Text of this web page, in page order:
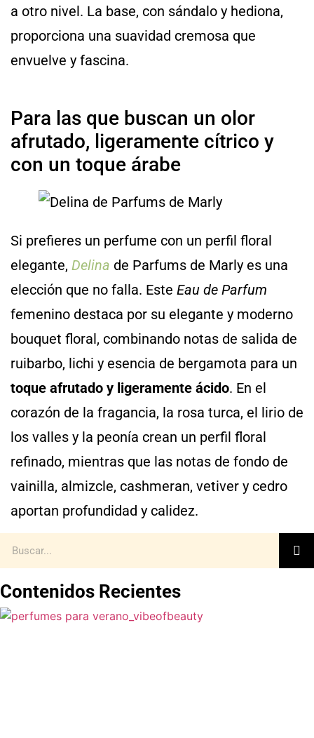
a otro nivel. La base, con sándalo y hediona,
proporciona una suavidad cremosa que
envuelve y fascina.
Para las que buscan un olor
afrutado, ligeramente cítrico y
con un toque árabe
Si prefieres un perfume con un perfil floral
elegante, Delina de Parfums de Marly es una
elección que no falla. Este Eau de Parfum
femenino destaca por su elegante y moderno
bouquet floral, combinando notas de salida de
ruibarbo, lichi y esencia de bergamota para un
toque afrutado y ligeramente ácido. En el
corazón de la fragancia, la rosa turca, el lirio de
los valles y la peonía crean un perfil floral
refinado, mientras que las notas de fondo de
vainilla, almizcle, cashmeran, vetiver y cedro
aportan profundidad y calidez.
Contenidos Recientes